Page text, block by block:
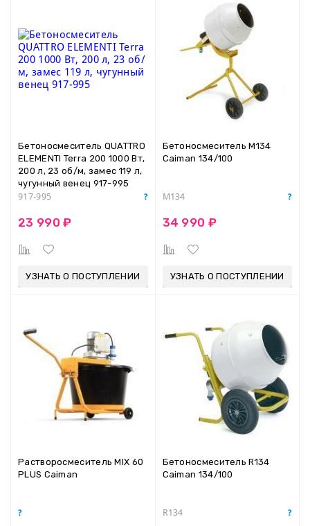
Бетоносмеситель QUATTRO
ELEMENTI Terra 200 1000 Вт,
200 л, 23 об/м, замес 119 л,
чугунный венец 917-995
917-995
23 990 ₽
УЗНАТЬ О ПОСТУПЛЕНИИ
Бетоносмеситель M134
Caiman 134/100
M134
34 990 ₽
УЗНАТЬ О ПОСТУПЛЕНИИ
Растворосмеситель MIX 60
PLUS Caiman
Бетоносмеситель R134
Caiman 134/100
R134